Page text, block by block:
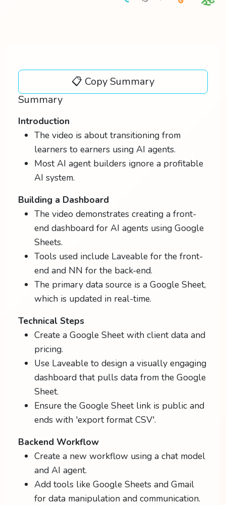
📋 Copy Summary
Summary
Introduction
The video is about transitioning from
learners to earners using AI agents.
Most AI agent builders ignore a profitable
AI system.
Building a Dashboard
The video demonstrates creating a front-
end dashboard for AI agents using Google
Sheets.
Tools used include Laveable for the front-
end and NN for the back-end.
The primary data source is a Google Sheet,
which is updated in real-time.
Technical Steps
Create a Google Sheet with client data and
pricing.
Use Laveable to design a visually engaging
dashboard that pulls data from the Google
Sheet.
Ensure the Google Sheet link is public and
ends with 'export format CSV'.
Backend Workflow
Create a new workflow using a chat model
and AI agent.
Add tools like Google Sheets and Gmail
for data manipulation and communication.